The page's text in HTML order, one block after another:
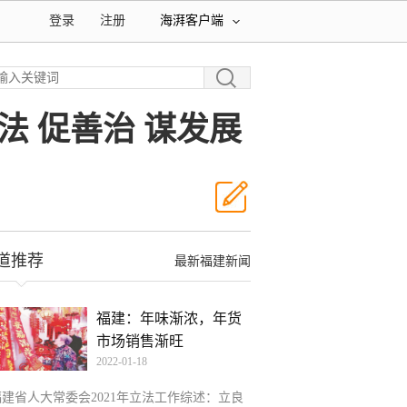
海湃客户端
注册
登录
促善治 谋发展
最新福建新闻
推荐
福建：年味渐浓，年货
市场销售渐旺
2022-01-18
省人大常委会2021年立法工作综述：立良